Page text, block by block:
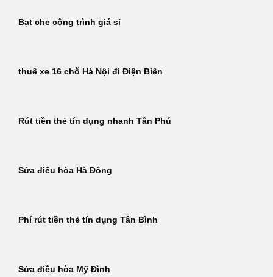
Bạt che công trình giá sỉ
thuê xe 16 chỗ Hà Nội đi Điện Biên
Rút tiền thẻ tín dụng nhanh Tân Phú
Sửa điều hòa Hà Đông
Phí rút tiền thẻ tín dụng Tân Bình
Sửa điều hòa Mỹ Đình